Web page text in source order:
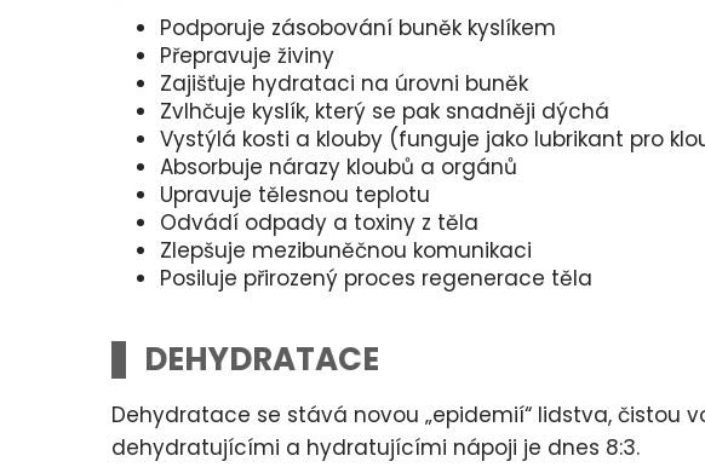
Podporuje zásobování buněk kyslíkem
Přepravuje živiny
Zajišťuje hydrataci na úrovni buněk
Zvlhčuje kyslík, který se pak snadněji dýchá
Vystýlá kosti a klouby (funguje jako lubrikant pro
Absorbuje nárazy kloubů a orgánů
Upravuje tělesnou teplotu
Odvádí odpady a toxiny z těla
Zlepšuje mezibuněčnou komunikaci
Posiluje přirozený proces regenerace těla
DEHYDRATACE
Dehydratace se stává novou „epidemií“ lidstva, čistou
dehydratujícími a hydratujícími nápoji je dnes 8:3.